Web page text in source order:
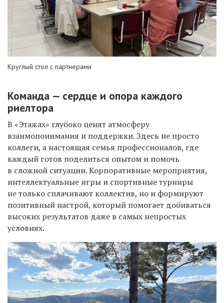
Круглый стол с партнерами
Команда — сердце и опора каждого
риелтора
В «Этажах» глубоко ценят атмосферу
взаимопонимания и поддержки. Здесь не просто
коллеги, а настоящая семья профессионалов, где
каждый готов поделиться опытом и помочь
в сложной ситуации. Корпоративные мероприятия,
интеллектуальные игры и спортивные турниры
не только сплачивают коллектив, но и формируют
позитивный настрой, который помогает добиваться
высоких результатов даже в самых непростых
условиях.